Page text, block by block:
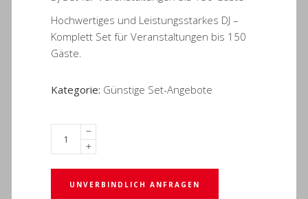
€249,00 €229,00.
Hochwertiges und Leistungsstarkes DJ –
Komplett Set für Veranstaltungen bis 150
Gäste.
Kategorie: Günstige Set-Angebote
UNVERBINDLICH ANFRAGEN